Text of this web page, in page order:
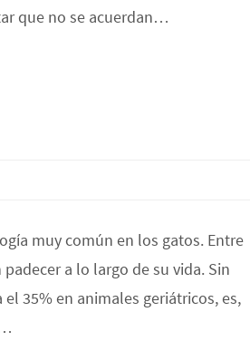
que no se acuerdan…
muy común en los gatos. Entre
a lo largo de su vida. Sin
35% en animales geriátricos, es,